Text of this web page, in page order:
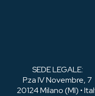
SEDE LEGALE:
P.za IV Novembre, 7
20124 Milano (MI) •